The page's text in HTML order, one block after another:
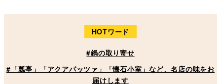
HOTワード
#鍋の取り寄せ
#「瓢亭」「アクアパッツァ」「懐石小室」など、名店の味をお
届けします